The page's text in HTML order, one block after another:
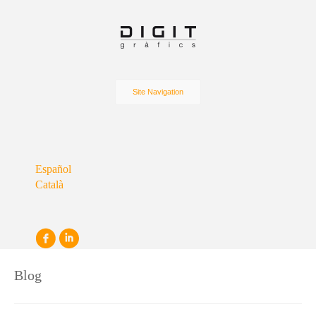
Site Navigation
Español
Català
Blog